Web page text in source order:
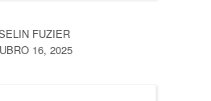
FUZIER
16, 2025